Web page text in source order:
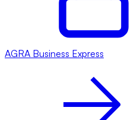
AGRA Business Express